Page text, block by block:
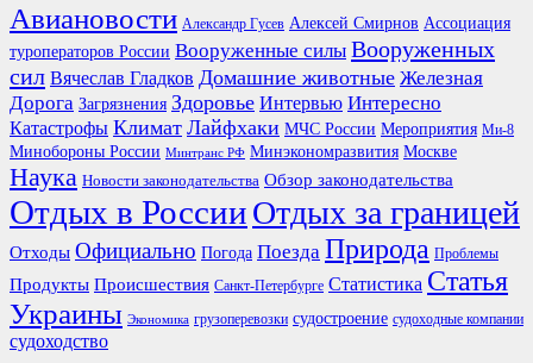
Авиановости Александр Гусев Алексей Смирнов Ассоциация
туроператоров России Вооруженные силы Вооруженных
сил Вячеслав Гладков Домашние животные Железная
Дорога Загрязнения Здоровье Интервью Интересно
Катастрофы Климат Лайфхаки МЧС России Мероприятия Ми-8
Минобороны России Минтранс РФ Минэкономразвития Москве
Наука Новости законодательства Обзор законодательства
Отдых в РоссииОтдых за границей
Отходы Официально Погода Поезда Природа Проблемы
Продукты Происшествия Санкт-Петербурге Статистика Статья
Украины Экономика грузоперевозки судостроение судоходные компании
судоходство